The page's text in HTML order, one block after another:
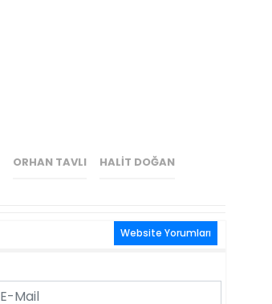
ORHAN TAVLI HALIT DOĞAN
Website Yorumları